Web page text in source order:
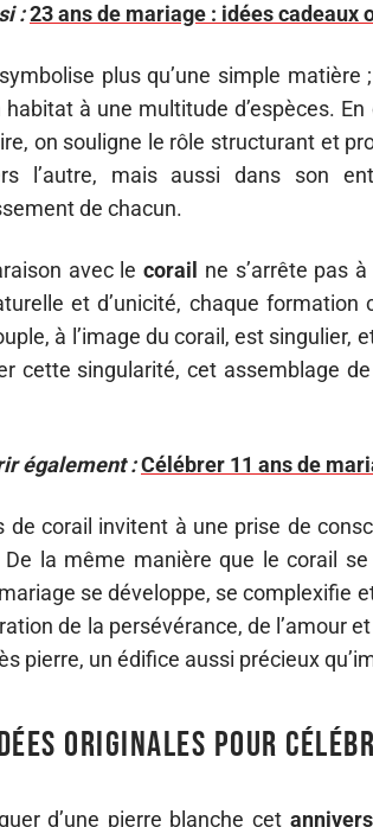
:23 ans de mariage : idées
symbolise plus qu’une simple
à une multitude d’espèces.
on souligne le rôle structurant et
l’autre, mais aussi dans son
de chacun.
avec lecorail
ne s’arrête pas
et d’unicité, chaque
à l’image du corail, est singulier,
cette singularité, cet assemblage
également :Célébrer 11 ans de
de corail invitent à une prise de
De la même manière que le corail
se développe, se complexifie
de la persévérance, de l’amour
pierre, un édifice aussi précieux
originales pour
d’une pierre blanche cet